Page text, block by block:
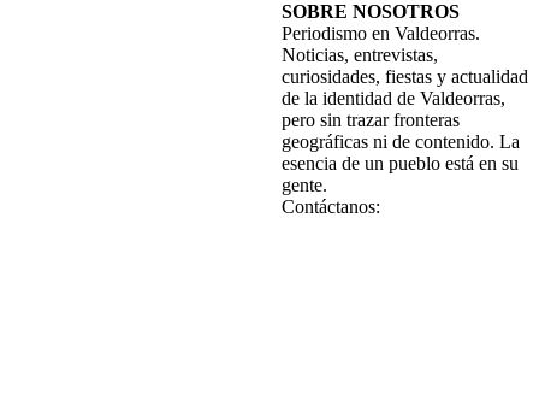
SOBRE NOSOTROS
Periodismo en Valdeorras.
Noticias, entrevistas,
curiosidades, fiestas y actualidad
de la identidad de Valdeorras,
pero sin trazar fronteras
geográficas ni de contenido. La
esencia de un pueblo está en su
gente.
Contáctanos: